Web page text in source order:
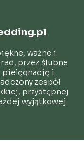
ważne i
przez ślubne
pielęgnację i
zespół
przystępnej
wyjątkowej